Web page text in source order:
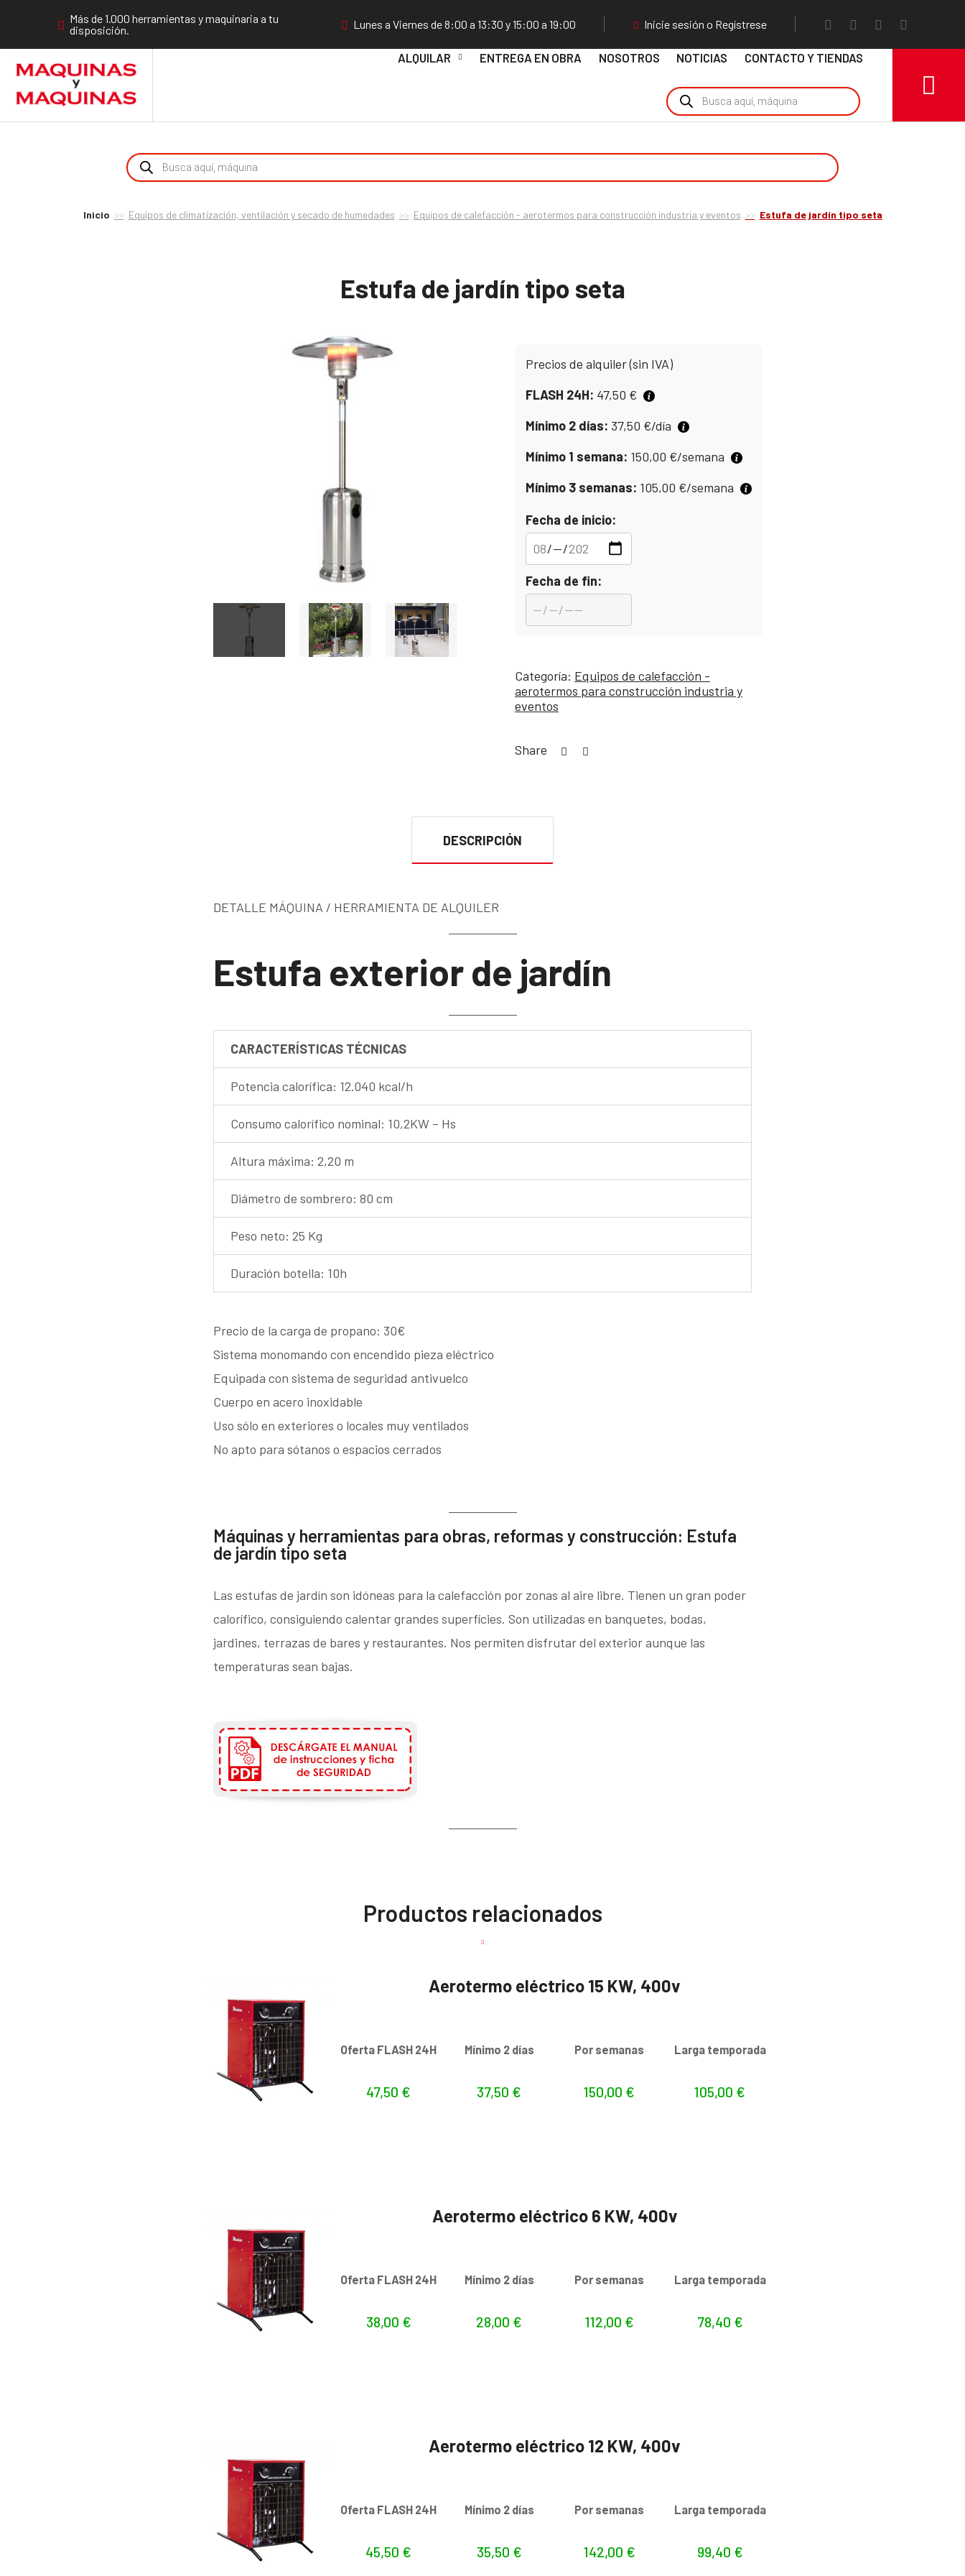
Más de 1.000 herramientas y maquinaria a tu
disposición.
Lunes a Viernes de 8:00 a 13:30 y 15:00 a 19:00 Inicie sesión o Regístrese
ALQUILAR ENTREGA EN OBRA NOSOTROS NOTICIAS CONTACTO Y TIENDAS
Inicio Equipos de climatización, ventilación y secado de humedades Equipos de calefacción - aerotermos para construcción industria y eventos Estufa de jardín tipo seta
Estufa de jardín tipo seta
Precios de alquiler (sin IVA)
FLASH 24H: 47,50 €
Mínimo 2 días: 37,50 €/día
Mínimo 1 semana: 150,00 €/semana
Mínimo 3 semanas: 105,00 €/semana
Fecha de inicio:
Fecha de fin:
Categoría: Equipos de calefacción -
aerotermos para construcción industria y
eventos
Share
DESCRIPCIÓN
DETALLE MÁQUINA / HERRAMIENTA DE ALQUILER
Estufa exterior de jardín
CARACTERÍSTICAS TÉCNICAS
Potencia calorífica: 12.040 kcal/h
Consumo calorífico nominal: 10,2KW – Hs
Altura máxima: 2,20 m
Diámetro de sombrero: 80 cm
Peso neto: 25 Kg
Duración botella: 10h
Precio de la carga de propano: 30€
Sistema monomando con encendido pieza eléctrico
Equipada con sistema de seguridad antivuelco
Cuerpo en acero inoxidable
Uso sólo en exteriores o locales muy ventilados
No apto para sótanos o espacios cerrados
Máquinas y herramientas para obras, reformas y construcción: Estufa
de jardín tipo seta
Las estufas de jardín son idóneas para la calefacción por zonas al aire libre. Tienen un gran poder
calorífico, consiguiendo calentar grandes superfícies. Son utilizadas en banquetes, bodas,
jardines, terrazas de bares y restaurantes. Nos permiten disfrutar del exterior aunque las
temperaturas sean bajas.
Productos relacionados
Aerotermo eléctrico 15 KW, 400v
Oferta FLASH 24H
47,50 €
Mínimo 2 días
37,50 €
Por semanas
150,00 €
Larga temporada
105,00 €
Aerotermo eléctrico 6 KW, 400v
Oferta FLASH 24H
38,00 €
Mínimo 2 días
28,00 €
Por semanas
112,00 €
Larga temporada
78,40 €
Aerotermo eléctrico 12 KW, 400v
Oferta FLASH 24H
45,50 €
Mínimo 2 días
35,50 €
Por semanas
142,00 €
Larga temporada
99,40 €